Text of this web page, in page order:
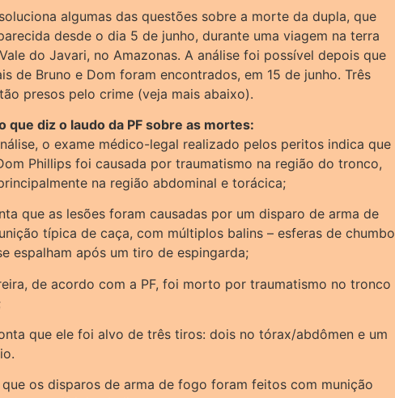
algumas das questões sobre a morte da dupla, que
desde o dia 5 de junho, durante uma viagem na terra
do Javari, no Amazonas. A análise foi possível depois que
de Bruno e Dom foram encontrados, em 15 de junho. Três
presos pelo crime (veja mais abaixo).
que diz o laudo da PF sobre as mortes:
o exame médico-legal realizado pelos peritos indica que
Phillips foi causada por traumatismo na região do tronco,
na região abdominal e torácica;
que as lesões foram causadas por um disparo de arma de
típica de caça, com múltiplos balins – esferas de chumbo
espalham após um tiro de espingarda;
de acordo com a PF, foi morto por traumatismo no tronco
que ele foi alvo de três tiros: dois no tórax/abdômen e um
os disparos de arma de fogo foram feitos com munição